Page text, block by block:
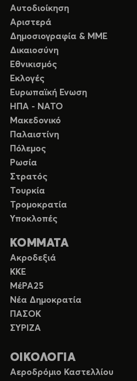
Αυτοδιοίκηση
Αριστερά
Δημοσιογραφία & ΜΜΕ
Δικαιοσύνη
Εθνικισμός
Εκλογές
Ευρωπαϊκή Ενωση
ΗΠΑ - ΝΑΤΟ
Μακεδονικό
Παλαιστίνη
Πόλεμος
Ρωσία
Στρατός
Τουρκία
Τρομοκρατία
Υποκλοπές
ΚΟΜΜΑΤΑ
Ακροδεξιά
ΚΚΕ
ΜέΡΑ25
Νέα Δημοκρατία
ΠΑΣΟΚ
ΣΥΡΙΖΑ
ΟΙΚΟΛΟΓΙΑ
Αεροδρόμιο Καστελλίου